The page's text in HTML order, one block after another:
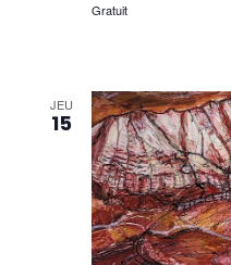
Gratuit
JEU
15